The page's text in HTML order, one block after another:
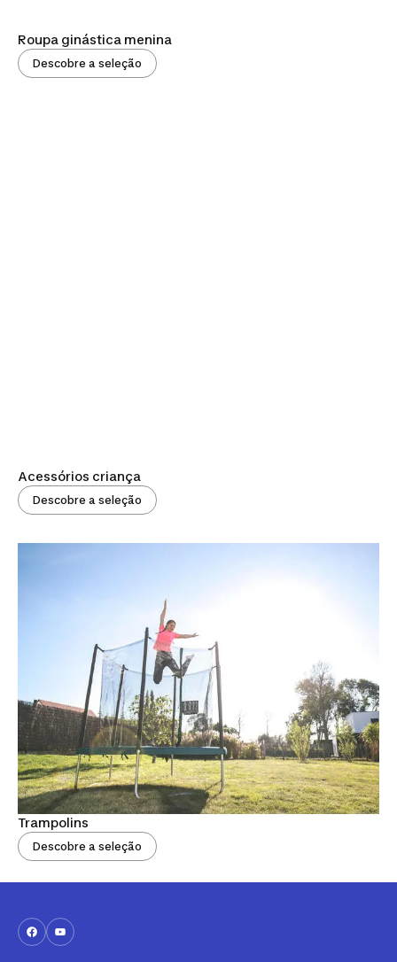
Roupa ginástica menina
Descobre a seleção
Acessórios criança
Descobre a seleção
Trampolins
Descobre a seleção